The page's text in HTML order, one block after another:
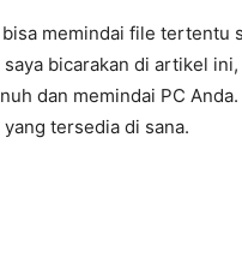
memindai file tertentu
bicarakan di artikel ini,
dan memindai PC Anda.
tersedia di sana.